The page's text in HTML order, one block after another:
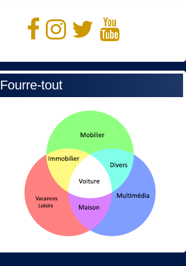
Fourre-tout